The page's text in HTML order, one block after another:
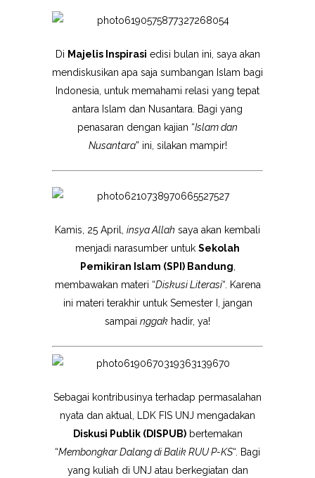
Di Majelis Inspirasi edisi bulan ini, saya akan
mendiskusikan apa saja sumbangan Islam bagi
Indonesia, untuk memahami relasi yang tepat
antara Islam dan Nusantara. Bagi yang
penasaran dengan kajian “Islam dan
Nusantara” ini, silakan mampir!
Kamis, 25 April, insya Allah saya akan kembali
menjadi narasumber untuk Sekolah
Pemikiran Islam (SPI) Bandung
membawakan materi “Diskusi Literasi“. Karena
ini materi terakhir untuk Semester I, jangan
sampai nggak hadir, ya!
Sebagai kontribusinya terhadap permasalahan
nyata dan aktual, LDK FIS UNJ mengadakan
Diskusi Publik (DISPUB)bertemakan
“Membongkar Dalang di Balik RUU P-KS“. Bagi
yang kuliah di UNJ atau berkegiatan dan